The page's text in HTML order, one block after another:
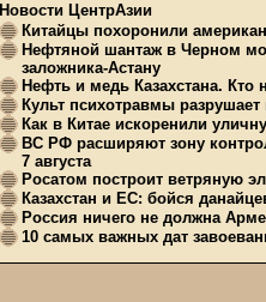
Новости ЦентрАзии
Китайцы похоронили
Нефтяной шантаж в Черном
заложника-Астану
Нефть и медь Казахстана.
Культ психотравмы
Как в Китае искоренили
ВС РФ расширяют зону
7 августа
Росатом построит ветряную
Казахстан и ЕС: бойся
Россия ничего не должна
10 самых важных дат